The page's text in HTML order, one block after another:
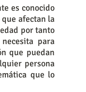
es conocido
afectan la
por tanto
para
que puedan
persona
que lo